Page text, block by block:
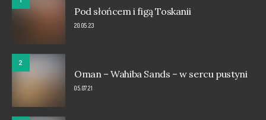
Pod słońcem i figą Toskanii
20.05.23
2
Oman – Wahiba Sands – w sercu pustyni
05.07.21